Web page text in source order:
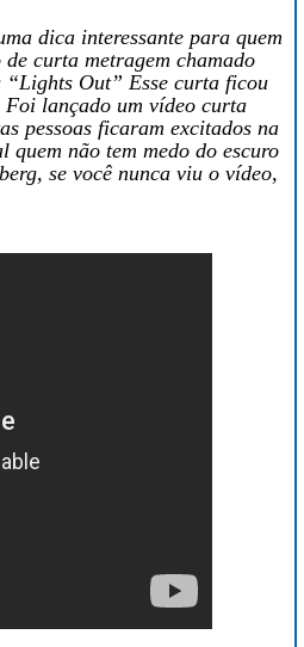
dica interessante para quem
curta metragem chamado
Out” Esse curta ficou
Foi lançado um vídeo curta
pessoas ficaram excitados na
quem não tem medo do escuro
se você nunca viu o vídeo,